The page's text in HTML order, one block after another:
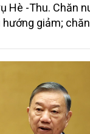
Hè -Thu. Chăn
giảm;
rừng trồng
nhẹ.